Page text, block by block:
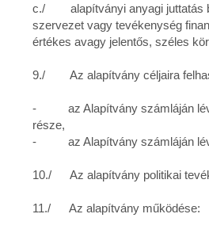
c./ alapítványi anyagi juttatás
szervezet vagy tevékenység
értékes avagy jelentős, széles
9./ Az alapítvány céljaira
- az Alapítvány számláján lévő
része,
- az Alapítvány számláján
10./ Az alapítvány politikai
11./ Az alapítvány működése: